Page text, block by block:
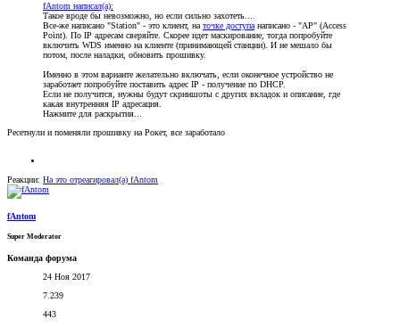
fAntom написал(а):
Такое вроде бы невозможно, но если сильно захотеть....
Все-же написано "Station" - это клиент, наточке доступа написано - "AP" (Access
Point). По IP адресам сверяйте. Скорее идет маскирование, тогда попробуйте
включить WDS именно на клиенте (принимающей станции). И не мешало бы
потом, после наладки, обновить прошивку.
Именно в этом варианте желательно включать, если оконечное устройство не
заработает попробуйте поставить адрес IP - получение по DHCP.
Если не получится, нужны будут скриншоты с других вкладок и описание, где
какая внутренняя IP адресация.
Нажмите для раскрытия...
Ресетнули и поменяли прошивку на Рокет, все заработало
Реакции: На это отреагировал(а) fAntom
fAntom
Super Moderator
Команда форума
24 Ноя 2017
7.239
443